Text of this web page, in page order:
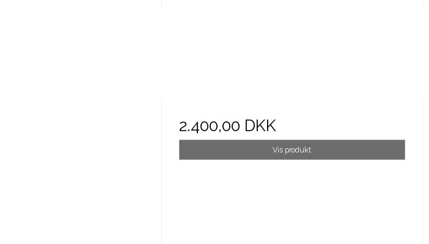
2.400,00 DKK
Vis produkt